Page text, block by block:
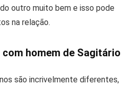
outro muito bem e isso pode
na relação.
homem de Sagitário
são incrivelmente diferentes,